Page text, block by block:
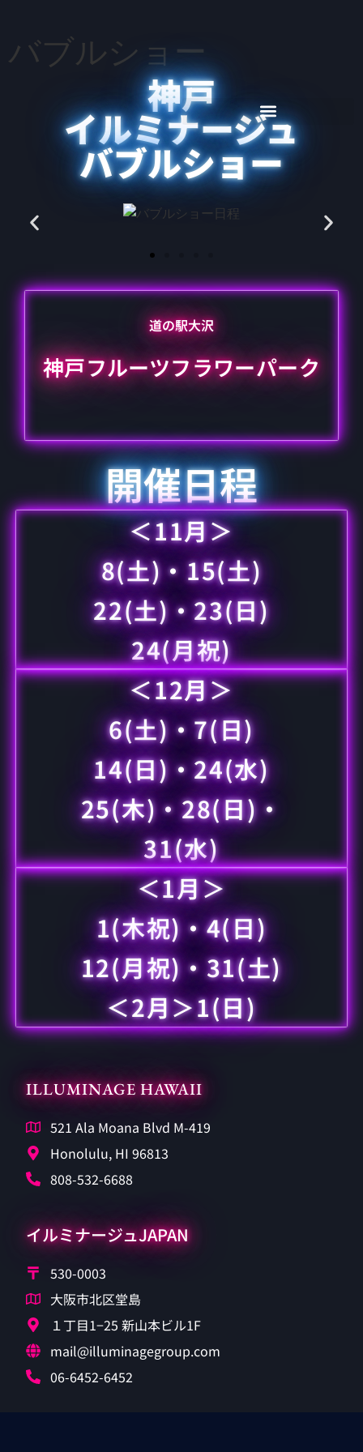
バブルショー
神戸
イルミナージュ
バブルショー
道の駅大沢
神戸フルーツフラワーパーク
開催日程
＜11月＞
8(土)・15(土)
22(土)・23(日)
24(月祝)
＜12月＞
6(土)・7(日)
14(日)・24(水)
25(木)・28(日)・
31(水)
＜1月＞
1(木祝)・4(日)
12(月祝)・31(土)
＜2月＞1(日)
イルミナージュJAPAN
530-0003
大阪市北区堂島
１丁目1−25 新山本ビル1F
mail@illuminagegroup.com
06-6452-6452
ILLUMINAGE HAWAII
521 Ala Moana Blvd M-419
Honolulu, HI 96813
808-532-6688